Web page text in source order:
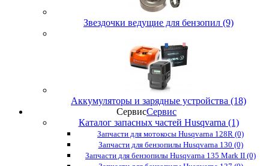
Звездочки ведущие для бензопил (9)
Аккумуляторы и зарядные устройства (18)
СервисСервис
Каталог запасных частей Husqvarna (1)
Запчасти для мотокосы Husqvarna 128R (0)
Запчасти для бензопилы Husqvarna 130 (0)
Запчасти для бензопилы Husqvarna 135 Mark II (0)